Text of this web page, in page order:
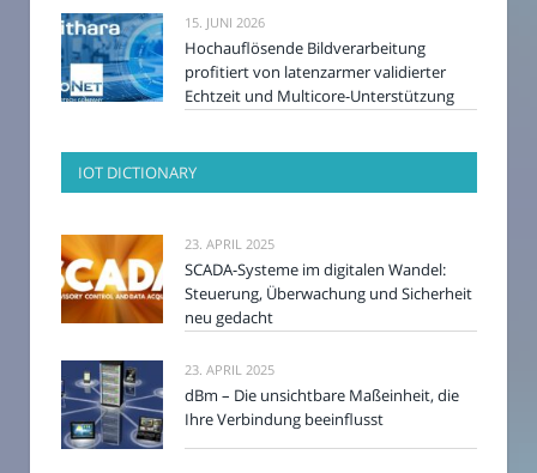
15. JUNI 2026
Hochauflösende Bildverarbeitung
profitiert von latenzarmer validierter
Echtzeit und Multicore-Unterstützung
IOT DICTIONARY
23. APRIL 2025
SCADA-Systeme im digitalen Wandel:
Steuerung, Überwachung und Sicherheit
neu gedacht
23. APRIL 2025
dBm – Die unsichtbare Maßeinheit, die
Ihre Verbindung beeinflusst